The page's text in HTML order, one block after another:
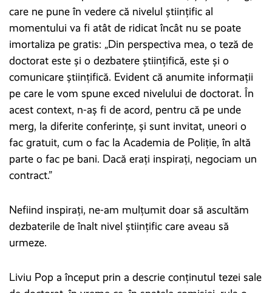
care ne pune în vedere că nivelul științific al
momentului va fi atât de ridicat încât nu se poate
imortaliza pe gratis: „Din perspectiva mea, o teză de
doctorat este și o dezbatere științifică, este și o
comunicare științifică. Evident că anumite informații
pe care le vom spune exced nivelului de doctorat. În
acest context, n-aș fi de acord, pentru că pe unde
merg, la diferite conferințe, și sunt invitat, uneori o
fac gratuit, cum o fac la Academia de Poliție, în altă
parte o fac pe bani. Dacă erați inspirați, negociam un
contract.”
Nefiind inspirați, ne-am mulțumit doar să ascultăm
dezbaterile de înalt nivel științific care aveau să
urmeze.
Liviu Pop a început prin a descrie conţinutul tezei sale